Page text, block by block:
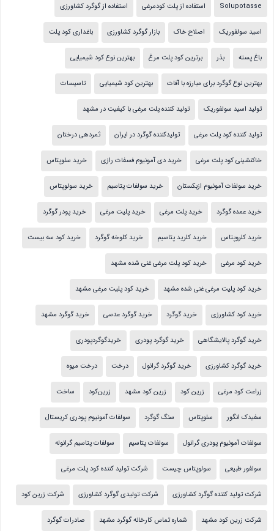
Solupotasse استفاده از پلت کودمرغی استفاده از گوگرد کشاورزی
اسید سولفوریک اصلاح خاک بازار گوگرد کشاورزی باغداری کود پلت
باغ پسته بذر برترین کود پلت مرغ بهترین نوع کود شیمیایی
بهترین نوع گوگرد برای مبارزه با آفات بهترین کود شیمیایی تاسیسات
تولید اسید سولفوریک تولید کننده پلت مرغی با کیفیت در مشهد
تولید کننده کود پلت مرغی تولیدکننده گوگرد در ایران ثمردهی درختان
خاکنشینی کود پلت مرغی خرید دی آمونیوم فسفات رازی خرید سلوپتاس
خرید سولفات آمونیوم ازبکستان خرید سولفات پتاسیم خرید سولوپتاس
خرید عمده گوگرد خرید پلت مرغی خرید پلیت مرغی خرید پودر گوگرد
خرید کلروپتاس خرید کلرید پتاسیم خرید کلوخه گوگرد خرید کود سه بیست
خرید کود مرغی خرید کود پلت مرغی غنی شده مشهد
خرید کود پلیت مرغی غنی شده مشهد خرید کود پلیت مرغی مشهد
خرید کود کشاورزی خرید گوگرد خرید گوگرد عدسی خرید گوگرد مشهد
خرید گوگرد پالایشگاهی خرید گوگرد پودری خریدگوگردپودری
خرید گوگرد کشاورزی خرید گوگرد گرانول درخت درخت میوه
زراعت کود مرغی زرین کود زرین کود مشهد زرین‌کود ساخت
سفیدک انگور سلوپتاس سنگ گوگرد سولفات آمونیوم پودری کریستال
سولفات آمونیوم پودری گرانول سولفات پتاسیم سولفات پتاسیم گرانوله
سولفور طبیعی سولوپتاس چیست شرکت تولید کننده کود پلت مرغی
شرکت تولید کننده گوگرد کشاورزی شرکت تولیدی گوگرد کشاورزی شرکت زرین کود
شرکت زرین کود مشهد شماره تماس کارخانه گوگرد مشهد صادرات گوگرد